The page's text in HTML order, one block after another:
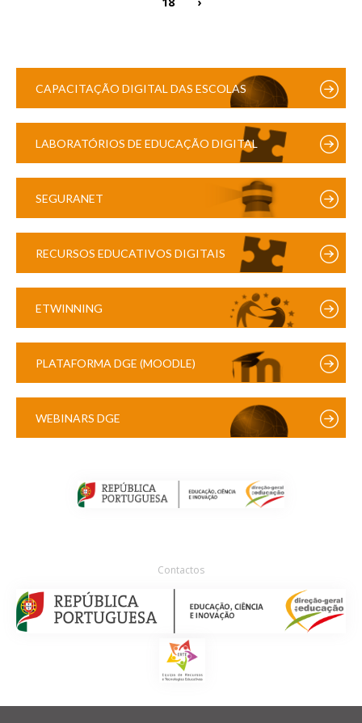
CAPACITAÇÃO DIGITAL DAS ESCOLAS
LABORATÓRIOS DE EDUCAÇÃO DIGITAL
SEGURANET
RECURSOS EDUCATIVOS DIGITAIS
ETWINNING
PLATAFORMA DGE (MOODLE)
WEBINARS DGE
Contactos